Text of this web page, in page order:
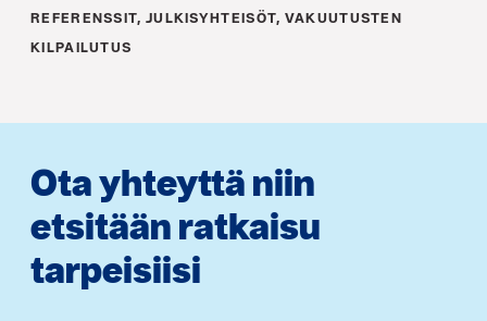
REFERENSSIT, JULKISYHTEISÖT, VAKUUTUSTEN
KILPAILUTUS
Ota yhteyttä niin
etsitään ratkaisu
tarpeisiisi